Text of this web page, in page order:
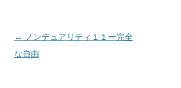
Post
navigation
← ノンデュアリティ１１ー完全
な自由